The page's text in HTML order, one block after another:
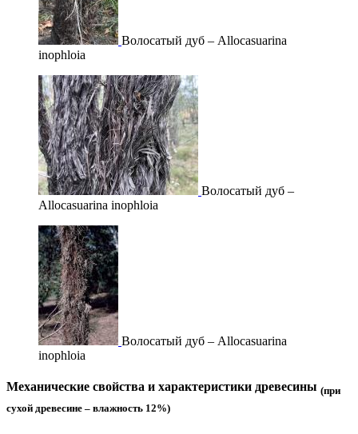
Волосатый дуб – Allocasuarina
inophloia
Волосатый дуб –
Allocasuarina inophloia
Волосатый дуб – Allocasuarina
inophloia
Механические свойства и характеристики древесины (при
сухой древесине – влажность 12%)